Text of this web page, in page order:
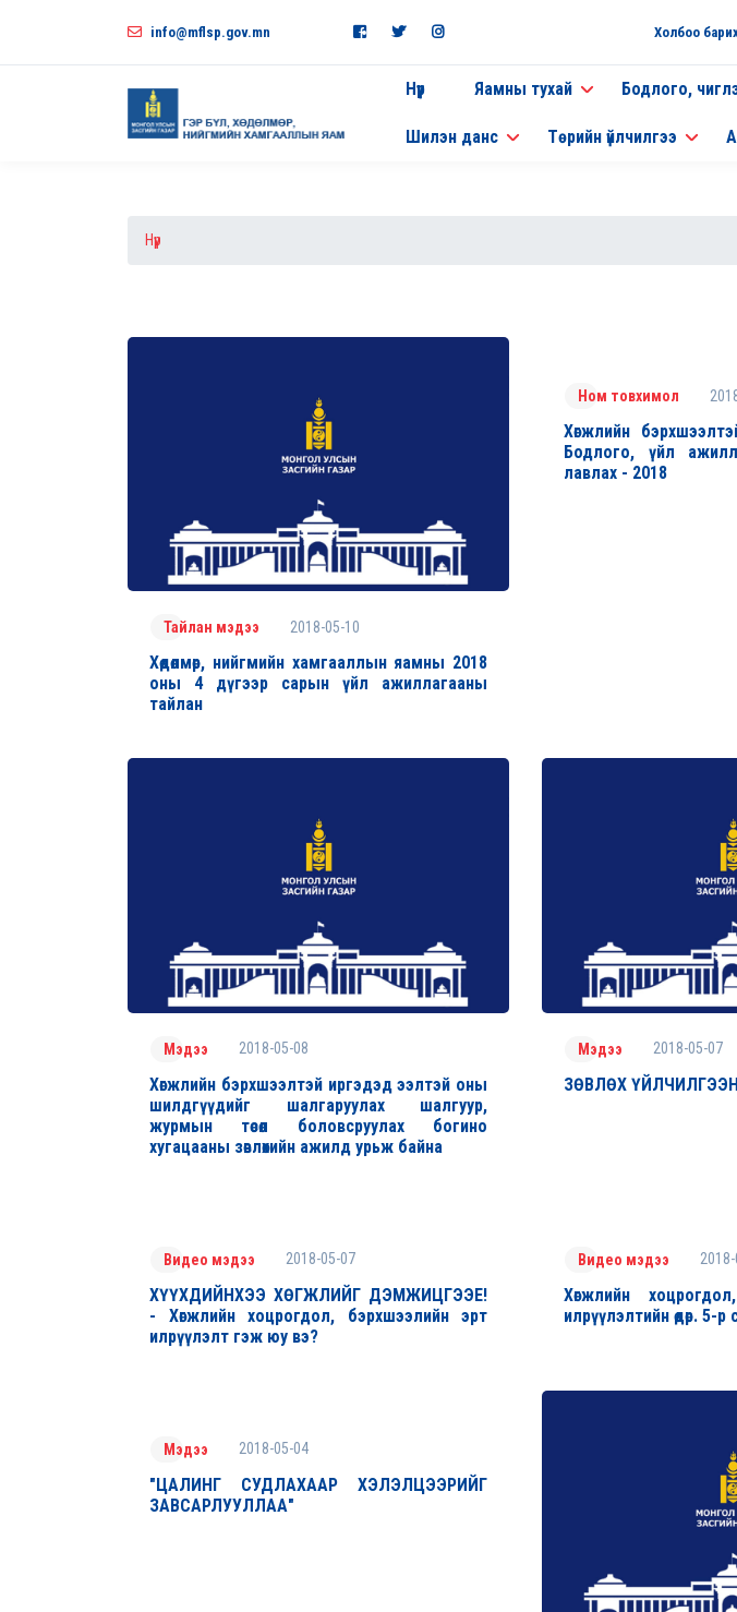
info@mflsp.gov.mn Холбоо
Нүүр Яамны тухай Бодлого,
Шилэн данс Төрийн үйлчилгээ
Нүүр
Тайлан мэдээ 2018-05-10
Хөдөлмөр, нийгмийн хамгааллын яамны 2018
оны 4 дүгээр сарын үйл ажиллагааны
тайлан
Ном товхимол
Хөгжлийн
Бодлого, үйл
лавлах - 2018
Мэдээ 2018-05-08
Хөгжлийн бэрхшээлтэй иргэдэд ээлтэй оны
шилдгүүдийг шалгаруулах шалгуур,
журмын төсөл боловсруулах богино
хугацааны зөвлөхийн ажилд урьж байна
Мэдээ 2018-05-07
ЗӨВЛӨХ
Видео мэдээ 2018-05-07
ХҮҮХДИЙНХЭЭ ХӨГЖЛИЙГ ДЭМЖИЦГЭЭЕ!
- Хөгжлийн хоцрогдол, бэрхшээлийн эрт
илрүүлэлт гэж юу вэ?
Видео мэдээ
Хөгжлийн
илрүүлэлтийн өдөр. 5-
Мэдээ 2018-05-04
"ЦАЛИНГ СУДЛАХААР ХЭЛЭЛЦЭЭРИЙГ
ЗАВСАРЛУУЛЛАА"